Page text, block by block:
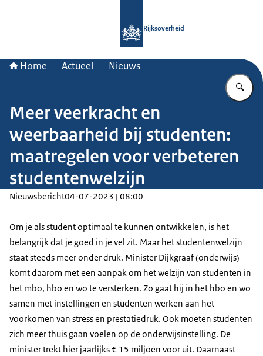
Rijksoverheid
Home Actueel Nieuws
Meer veerkracht en
weerbaarheid bij studenten:
maatregelen voor verbeteren
studentenwelzijn
Nieuwsbericht04-07-2023 | 08:00
Om je als student optimaal te kunnen ontwikkelen, is het
belangrijk dat je goed in je vel zit. Maar het studentenwelzijn
staat steeds meer onder druk. Minister Dijkgraaf (onderwijs)
komt daarom met een aanpak om het welzijn van studenten in
het mbo, hbo en wo te versterken. Zo gaat hij in het hbo en wo
samen met instellingen en studenten werken aan het
voorkomen van stress en prestatiedruk. Ook moeten studenten
zich meer thuis gaan voelen op de onderwijsinstelling. De
minister trekt hier jaarlijks € 15 miljoen voor uit. Daarnaast